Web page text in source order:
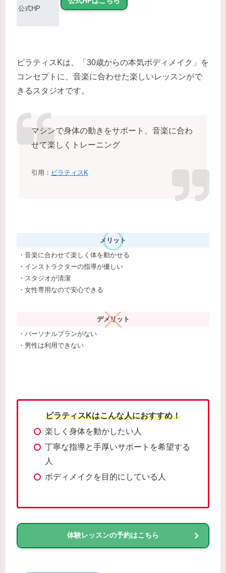
公式HP
ピラティスKは、「30歳からの本気ボディメイク」を
コンセプトに、音楽に合わせた楽しいレッスンがで
きるスタジオです。
マシンで身体の動きをサポート、音楽に合わ
せて楽しくトレーニング
引用： ピラティスK
メリット
・音楽に合わせて楽しく体を動かせる
・インストラクターの指導が優しい
・スタジオが清潔
・女性専用なので安心できる
デメリット
・パーソナルプランがない
・男性は利用できない
ピラティスKはこんな人におすすめ！
楽しく身体を動かしたい人
丁寧な指導と手厚いサポートを希望する
人
ボディメイクを目的にしている人
体験レッスンの予約はこちら